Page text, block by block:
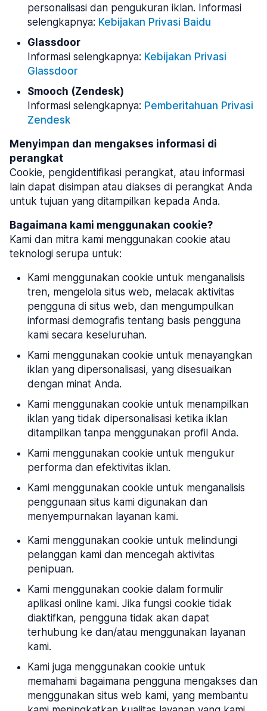
personalisasi dan pengukuran iklan. Informasi
selengkapnya: Kebijakan Privasi Baidu
Glassdoor
Informasi selengkapnya: Kebijakan Privasi
Glassdoor
Smooch (Zendesk)
Informasi selengkapnya: Pemberitahuan Privasi
Zendesk
Menyimpan dan mengakses informasi di
perangkat
Cookie, pengidentifikasi perangkat, atau informasi
lain dapat disimpan atau diakses di perangkat Anda
untuk tujuan yang ditampilkan kepada Anda.
Bagaimana kami menggunakan cookie?
Kami dan mitra kami menggunakan cookie atau
teknologi serupa untuk:
Kami menggunakan cookie untuk menganalisis
tren, mengelola situs web, melacak aktivitas
pengguna di situs web, dan mengumpulkan
informasi demografis tentang basis pengguna
kami secara keseluruhan.
Kami menggunakan cookie untuk menayangkan
iklan yang dipersonalisasi, yang disesuaikan
dengan minat Anda.
Kami menggunakan cookie untuk menampilkan
iklan yang tidak dipersonalisasi ketika iklan
ditampilkan tanpa menggunakan profil Anda.
Kami menggunakan cookie untuk mengukur
performa dan efektivitas iklan.
Kami menggunakan cookie untuk menganalisis
penggunaan situs kami digunakan dan
menyempurnakan layanan kami.
Kami menggunakan cookie untuk melindungi
pelanggan kami dan mencegah aktivitas
penipuan.
Kami menggunakan cookie dalam formulir
aplikasi online kami. Jika fungsi cookie tidak
diaktifkan, pengguna tidak akan dapat
terhubung ke dan/atau menggunakan layanan
kami.
Kami juga menggunakan cookie untuk
memahami bagaimana pengguna mengakses dan
menggunakan situs web kami, yang membantu